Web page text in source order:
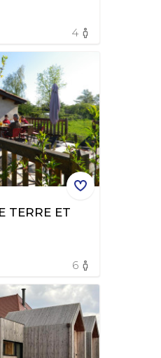
4
TERRE ET
6